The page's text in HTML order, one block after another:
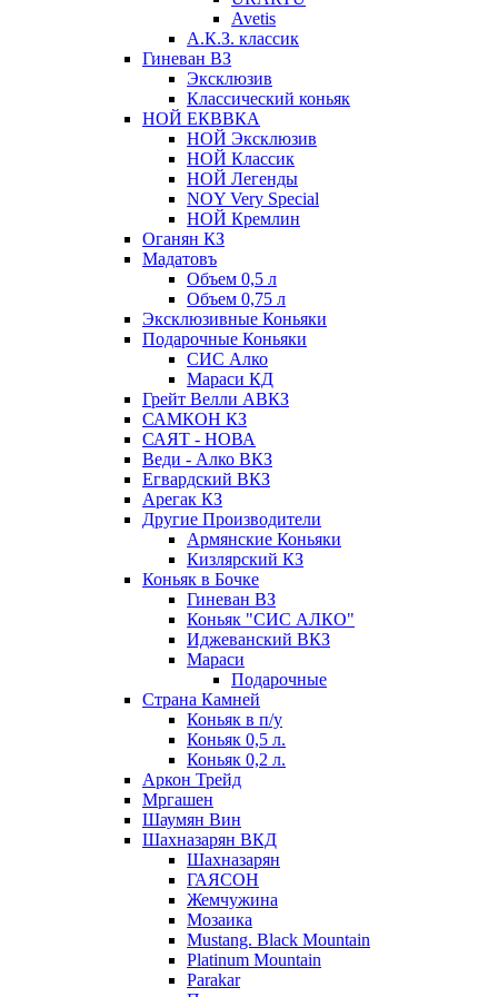
Avetis
А.К.З. классик
Гиневан ВЗ
Эксклюзив
Классический коньяк
НОЙ ЕКВВКА
НОЙ Эксклюзив
НОЙ Классик
НОЙ Легенды
NOY Very Speсial
НОЙ Кремлин
Оганян КЗ
Мадатовъ
Объем 0,5 л
Объем 0,75 л
Эксклюзивные Коньяки
Подарочные Коньяки
СИС Алко
Мараси КД
Грейт Велли АВКЗ
САМКОН КЗ
САЯТ - НОВА
Веди - Алко ВКЗ
Егвардский ВКЗ
Арегак КЗ
Другие Производители
Армянские Коньяки
Кизлярский КЗ
Коньяк в Бочке
Гиневан ВЗ
Коньяк "СИС АЛКО"
Иджеванский ВКЗ
Мараси
Подарочные
Страна Камней
Коньяк в п/у
Коньяк 0,5 л.
Коньяк 0,2 л.
Аркон Трейд
Мргашен
Шаумян Вин
Шахназарян ВКД
Шахназарян
ГАЯСОН
Жемчужина
Мозаика
Mustang. Black Mountain
Platinum Mountain
Parakar